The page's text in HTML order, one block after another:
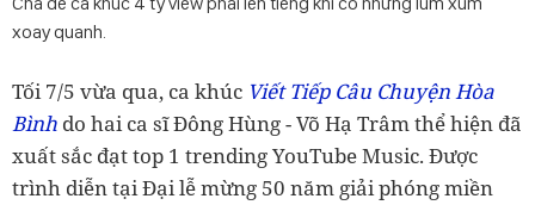
xoay quanh.
Tối 7/5 vừa qua, ca khúc Viết Tiếp Câu Chuyện Hòa
Bình do hai ca sĩ Đông Hùng - Võ Hạ Trâm thể hiện đã
xuất sắc đạt top 1 trending YouTube Music. Được
trình diễn tại Đại lễ mừng 50 năm giải phóng miền